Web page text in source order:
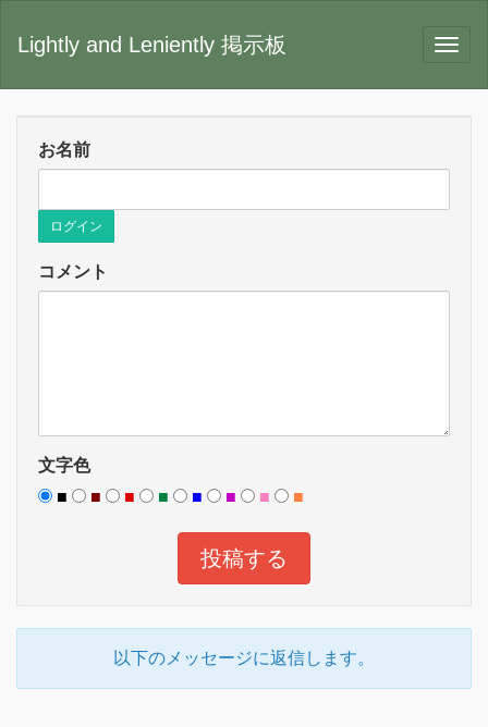
Lightly and Leniently 掲示板
お名前
ログイン
コメント
文字色
■
■ ■ ■ ■ ■ ■ ■
以下のメッセージに返信します。